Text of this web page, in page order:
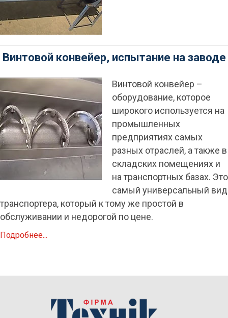
Винтовой конвейер, испытание на заводе
Винтовой конвейер –
оборудование, которое
широкого используется на
промышленных
предприятиях самых
разных отраслей, а также в
складских помещениях и
на транспортных базах. Это
самый универсальный вид
транспортера, который к тому же простой в
обслуживании и недорогой по цене.
Подробнее...